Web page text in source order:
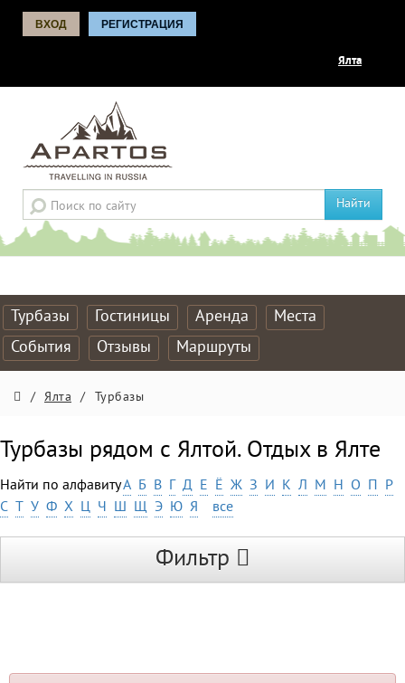
ВХОД РЕГИСТРАЦИЯ
Ялта
Найти
Турбазы Гостиницы Аренда
Места
События
Отзывы Маршруты
/ Ялта / Турбазы
Турбазы рядом с Ялтой. Отдых в Ялте
Найти по алфавитуА Б В Г Д Е Ё Ж З И К Л М Н О П Р
С Т У Ф Х Ц Ч Ш Щ Э Ю Я все
Фильтр